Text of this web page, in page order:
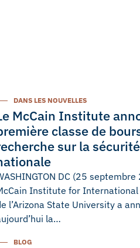
DANS LES NOUVELLES
McCain Institute
classe de
sur la sécurité
DC (25
Institute for International
l’Arizona State University a
la…
BLOG